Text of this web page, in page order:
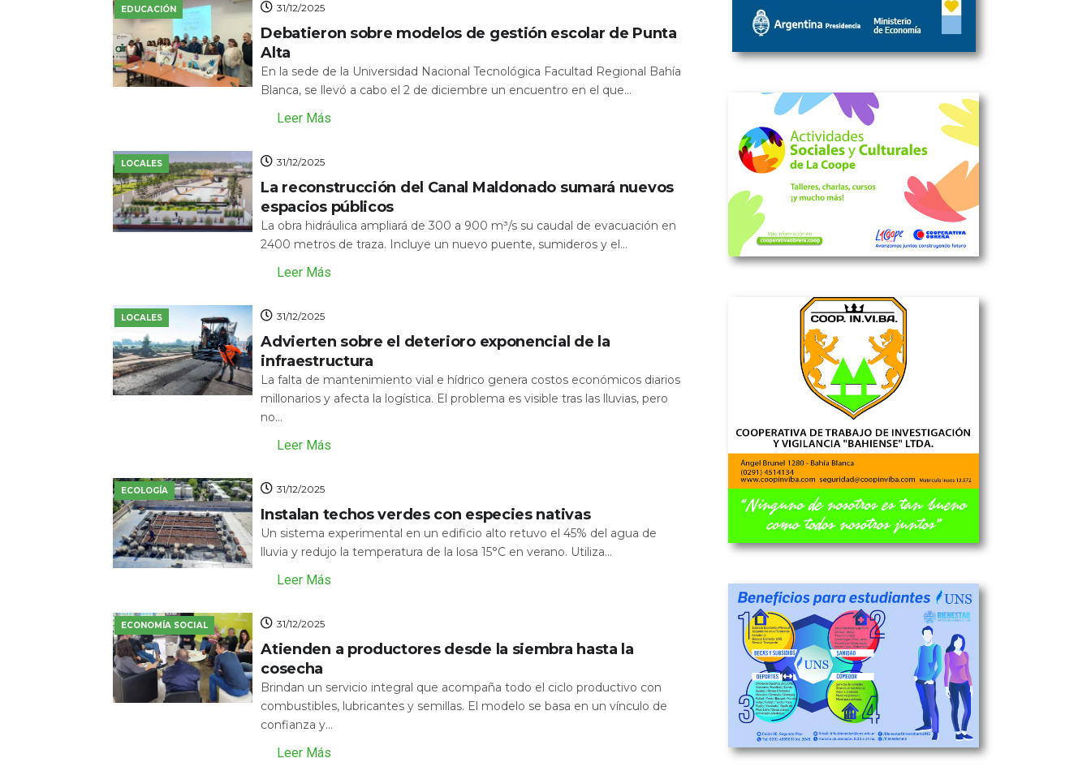
EDUCACIÓN 31/12/2025
Debatieron sobre modelos de gestión escolar de Punta
Alta
En la sede de la Universidad Nacional Tecnológica Facultad Regional Bahía
Blanca, se llevó a cabo el 2 de diciembre un encuentro en el que...
Leer Más
LOCALES 31/12/2025
La reconstrucción del Canal Maldonado sumará nuevos
espacios públicos
La obra hidráulica ampliará de 300 a 900 m³/s su caudal de evacuación en
2400 metros de traza. Incluye un nuevo puente, sumideros y el...
Leer Más
LOCALES 31/12/2025
Advierten sobre el deterioro exponencial de la
infraestructura
La falta de mantenimiento vial e hídrico genera costos económicos diarios
millonarios y afecta la logística. El problema es visible tras las lluvias, pero
no...
Leer Más
ECOLOGÍA 31/12/2025
Instalan techos verdes con especies nativas
Un sistema experimental en un edificio alto retuvo el 45% del agua de
lluvia y redujo la temperatura de la losa 15°C en verano. Utiliza...
Leer Más
ECONOMÍA SOCIAL 31/12/2025
Atienden a productores desde la siembra hasta la
cosecha
Brindan un servicio integral que acompaña todo el ciclo productivo con
combustibles, lubricantes y semillas. El modelo se basa en un vínculo de
confianza y...
Leer Más